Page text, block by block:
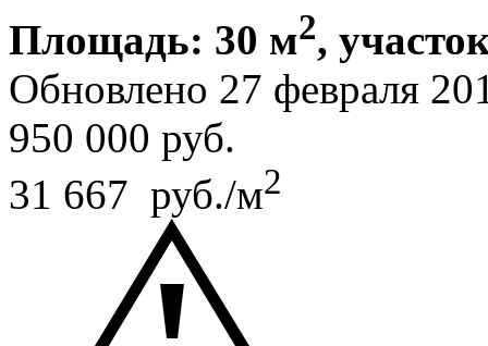
Площадь: 30 м2,
Обновлено 27 февраля
950 000 руб.
31 667 руб./м2